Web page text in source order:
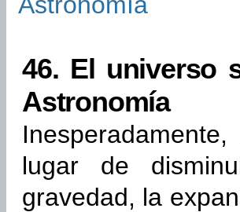
46. El universo
Astronomía
lugar de
gravedad, la